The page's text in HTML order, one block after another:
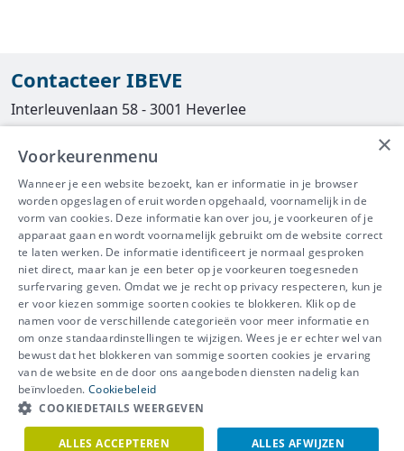
Contacteer IBEVE
Interleuvenlaan 58 - 3001 Heverlee
016/390490
info@ibeve.be
asbest@ibeve.be
Ondernemingsnummer: 0436 612 044
IBEVE maakt deel uit van Groep
IDEWE
Disclaimer-Privacy-Cookiebeleid
Meer vragen? Neem
meteen contact op.
×
Voorkeurenmenu
Wanneer je een website bezoekt, kan er informatie in je browser
worden opgeslagen of eruit worden opgehaald, voornamelijk in de
vorm van cookies. Deze informatie kan over jou, je voorkeuren of je
apparaat gaan en wordt voornamelijk gebruikt om de website correct
te laten werken. De informatie identificeert je normaal gesproken
niet direct, maar kan je een beter op je voorkeuren toegesneden
surfervaring geven. Omdat we je recht op privacy respecteren, kun je
er voor kiezen sommige soorten cookies te blokkeren. Klik op de
namen voor de verschillende categorieën voor meer informatie en
om onze standaardinstellingen te wijzigen. Wees je er echter wel van
bewust dat het blokkeren van sommige soorten cookies je ervaring
van de website en de door ons aangeboden diensten nadelig kan
beïnvloeden. Cookiebeleid
COOKIEDETAILS WEERGEVEN
ALLES ACCEPTEREN ALLES AFWIJZEN